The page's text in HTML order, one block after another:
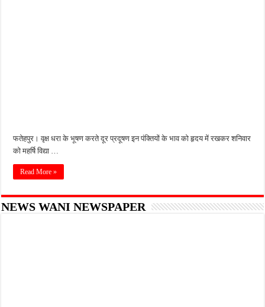
फतेहपुर। वृक्ष धरा के भूषण करते दूर प्रदूषण इन पंक्तियों के भाव को हृदय में रखकर शनिवार
को महर्षि विद्या …
Read More »
NEWS WANI NEWSPAPER